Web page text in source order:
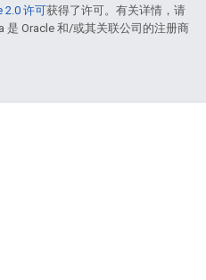
2.0 许可获得了许可。有关详情，请
是 Oracle 和/或其关联公司的注册商